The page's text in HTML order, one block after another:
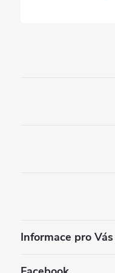
Informace pro Vás